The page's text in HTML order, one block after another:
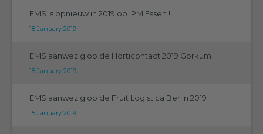
EMS is opnieuw in 2019 op IPM Essen !
18 January 2019
EMS aanwezig op de Horticontact 2019 Gorkum
18 January 2019
EMS aanwezig op de Fruit Logistica Berlin 2019
15 January 2019